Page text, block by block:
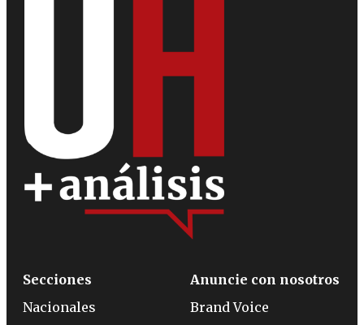
Secciones
Nacionales
Anuncie con nosotros
Brand Voice